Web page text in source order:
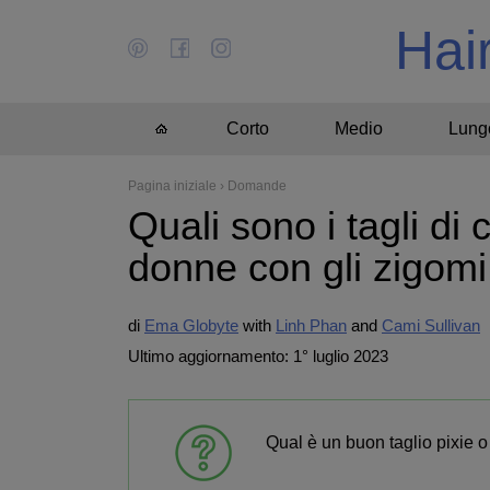
Corto Medio
Pagina iniziale › Domande
Quali sono i tagli di
donne con gli
di Ema Globyte Linh Phan
Cami Sullivan
Ultimo aggiornamento: 1° luglio 2023
Qual è un buon taglio pixie